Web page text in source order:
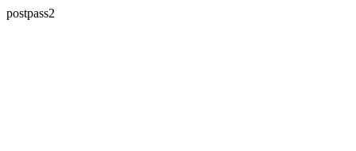
postpass2